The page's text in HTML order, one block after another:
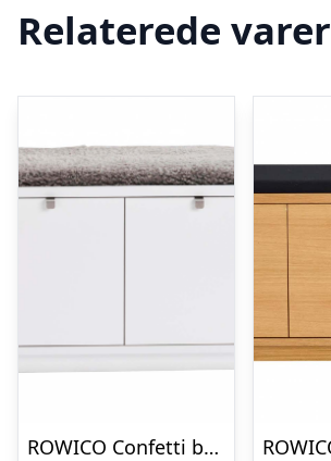
Relaterede varer
ROWICO Confetti bænk – hvidlakeret træ/lysegrå stofhynde, m. 2 skuffer